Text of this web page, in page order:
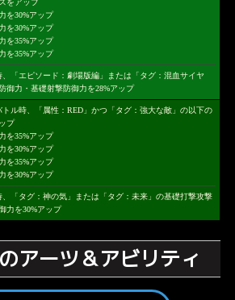
をアップ
を30%アップ
を30%アップ
を35%アップ
を35%アップ
「エピソード：劇場版編」または「タグ：混血サイヤ
御力・基礎射撃防御力を28%アップ
ル時、「属性：RED」かつ「タグ：強大な敵」の以下の
プ
を35%アップ
を30%アップ
を35%アップ
を30%アップ
「タグ：神の気」または「タグ：未来」の基礎打撃攻撃
力を30%アップ
アーツ＆アビリティ